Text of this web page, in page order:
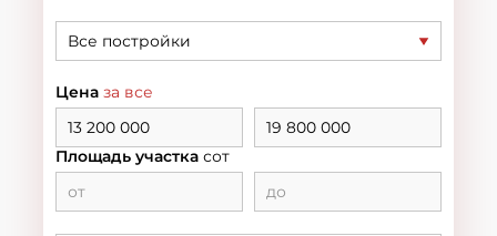
Все постройки
Цена за все
Площадь участка сот